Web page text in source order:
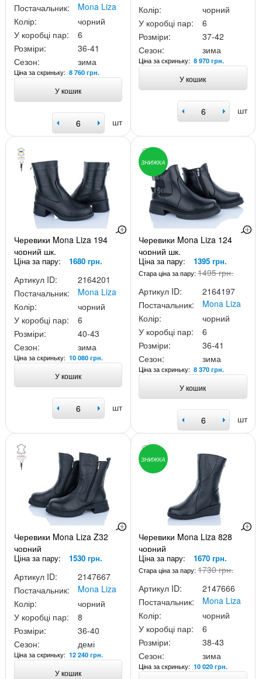
Постачальник:
Mona Liza
Колір:
чорний
У коробці пар:
6
Розміри:
36-41
Сезон:
зима
Ціна за скриньку: 8 760 грн.
У кошик
шт
Колір:
чорний
У коробці пар:
6
Розміри:
37-42
Сезон:
зима
Ціна за скриньку:8 970 грн.
У кошик
шт
Черевики Mona Liza 194
чорний шк.
Ціна за пару: 1680 грн.
Артикул ID:
2164201
Постачальник:
Mona Liza
Колір:
чорний
У коробці пар:
6
Розміри:
40-43
Сезон:
зима
Ціна за скриньку: 10 080 грн.
У кошик
шт
ЗНИЖКА
Черевики Mona Liza 124
чорний шк.
Ціна за пару: 1395 грн.
Стара ціна за пару:1495 грн.
Артикул ID:
2164197
Постачальник:
Mona Liza
Колір:
чорний
У коробці пар:
6
Розміри:
36-41
Сезон:
зима
Ціна за скриньку:8 370 грн.
У кошик
шт
Черевики Mona Liza Z32
чорний
Ціна за пару: 1530 грн.
Артикул ID:
2147667
Постачальник:
Mona Liza
Колір:
чорний
У коробці пар:
8
Розміри:
36-40
Сезон:
демі
Ціна за скриньку: 12 240 грн.
У кошик
ЗНИЖКА
Черевики Mona Liza 828
чорний
Ціна за пару: 1670 грн.
Стара ціна за пару:1730 грн.
Артикул ID:
2147666
Постачальник:
Mona Liza
Колір:
чорний
У коробці пар:
6
Розміри:
38-43
Сезон:
зима
Ціна за скриньку:10 020 грн.